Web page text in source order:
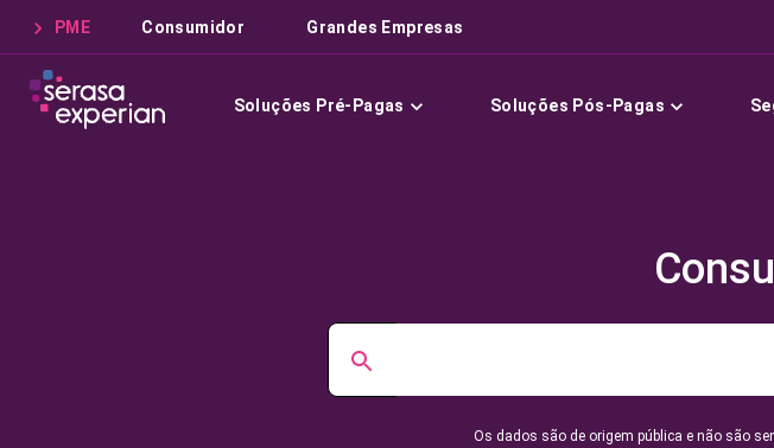
PME Consumidor Grandes Empresas
Soluções Pré-Pagas Soluções Pós-Pagas
Os dados são de origem pública e não são